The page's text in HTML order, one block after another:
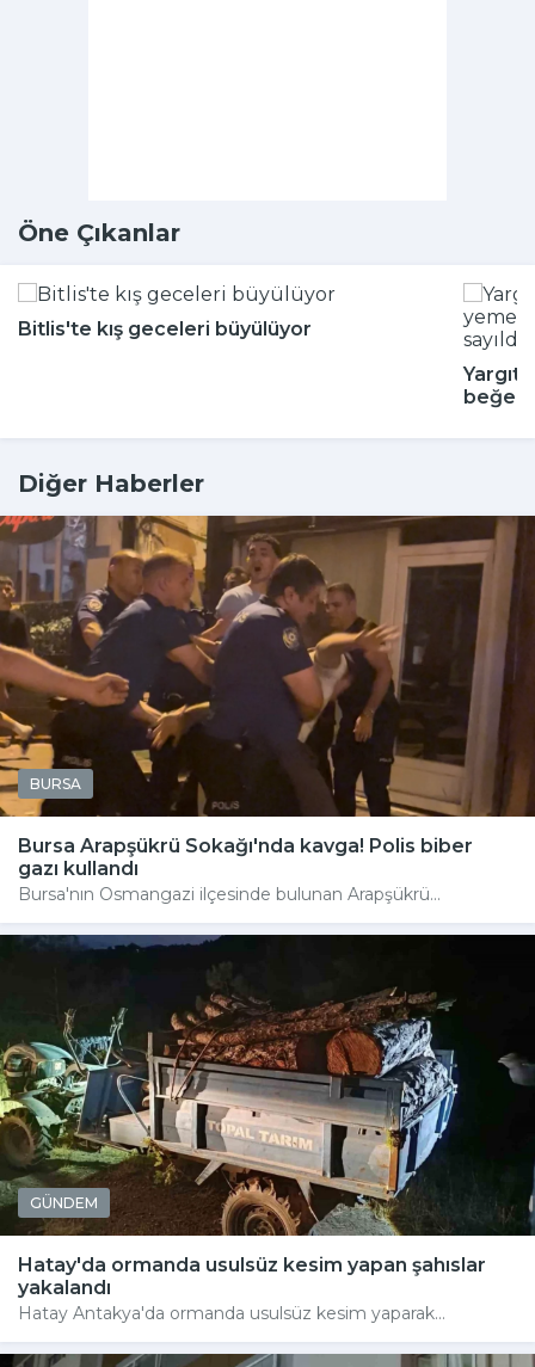
Öne Çıkanlar
Bitlis'te kış geceleri büyülüyor
Diğer Haberler
BURSA
Bursa Arapşükrü Sokağı'nda kavga! Polis biber
gazı kullandı
Bursa'nın Osmangazi ilçesinde bulunan Arapşükrü...
GÜNDEM
Hatay'da ormanda usulsüz kesim yapan şahıslar
yakalandı
Hatay Antakya'da ormanda usulsüz kesim yaparak...